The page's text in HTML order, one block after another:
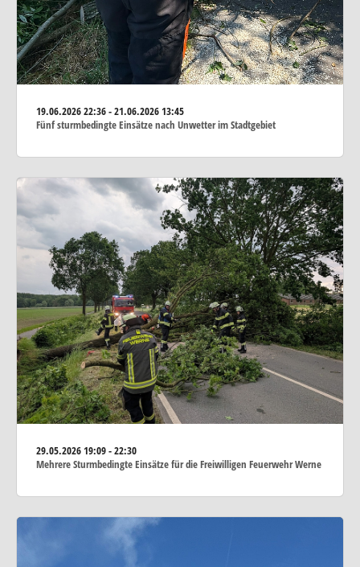
19.06.202622:36 - 21.06.2026 13:45
Fünf sturmbedingte Einsätze nach Unwetter im Stadtgebiet
29.05.202619:09 - 22:30
Mehrere Sturmbedingte Einsätze für die Freiwilligen Feuerwehr Werne